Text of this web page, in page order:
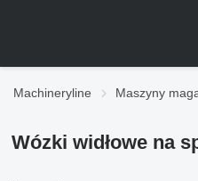
Machineryline Maszyny
Wózki widłowe na